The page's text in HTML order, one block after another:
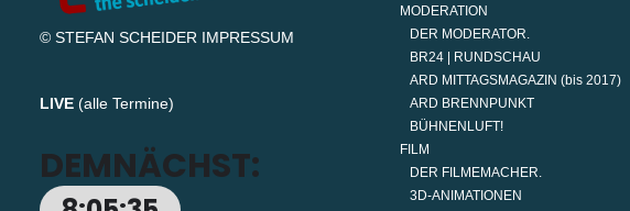
© STEFAN SCHEIDER IMPRESSUM
LIVE (alle Termine)
DEMNÄCHST:
MODERATION
DER MODERATOR.
BR24 | RUNDSCHAU
ARD MITTAGSMAGAZIN (bis 2017)
ARD BRENNPUNKT
BÜHNENLUFT!
FILM
DER FILMEMACHER.
3D-ANIMATIONEN